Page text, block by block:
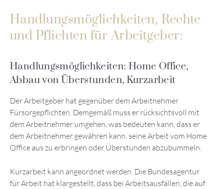
Handlungsmöglichkeiten, Rechte
und Pflichten für Arbeitgeber:
Handlungsmöglichkeiten: Home Office,
Abbau von Überstunden, Kurzarbeit
Der Arbeitgeber hat gegenüber dem Arbeitnehmer
Fürsorgepflichten. Demgemäß muss er rücksichtsvoll mit
dem Arbeitnehmer umgehen, was bedeuten kann, dass er
dem Arbeitnehmer gewähren kann, seine Arbeit vom Home
Office aus zu erbringen oder Überstunden abzubummeln.
Kurzarbeit kann angeordnet werden. Die Bundesagentur
für Arbeit hat klargestellt, dass bei Arbeitsausfällen, die auf